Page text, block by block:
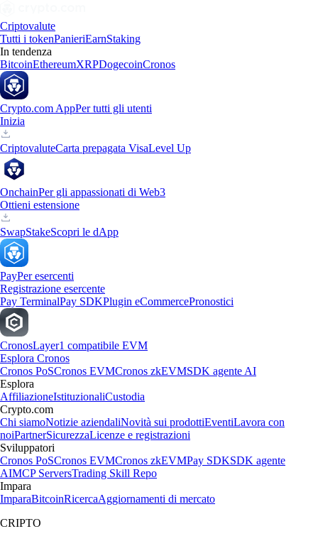
Criptovalute
Tutti i tokenPanieriEarnStaking
In tendenza
BitcoinEthereumXRPDogecoinCronos
Crypto.com AppPer tutti gli utenti
Inizia
CriptovaluteCarta prepagata VisaLevel Up
OnchainPer gli appassionati di Web3
Ottieni estensione
SwapStakeScopri le dApp
PayPer esercenti
Registrazione esercente
Pay TerminalPay SDKPlugin eCommercePronostici
CronosLayer1 compatibile EVM
Esplora Cronos
Cronos PoSCronos EVMCronos zkEVMSDK agente AI
Esplora
AffiliazioneIstituzionaliCustodia
Crypto.com
Chi siamoNotizie aziendaliNovità sui prodottiEventiLavora con
noiPartnerSicurezzaLicenze e registrazioni
Sviluppatori
Cronos PoSCronos EVMCronos zkEVMPay SDKSDK agente
AIMCP ServersTrading Skill Repo
Impara
ImparaBitcoinRicercaAggiornamenti di mercato
CRIPTO